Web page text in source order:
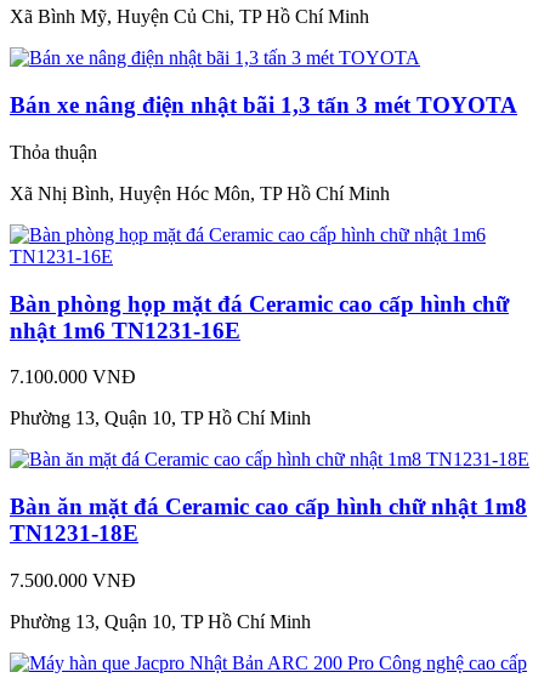
Xã Bình Mỹ, Huyện Củ Chi, TP Hồ Chí Minh
Bán xe nâng điện nhật bãi 1,3 tấn 3 mét TOYOTA
Thỏa thuận
Xã Nhị Bình, Huyện Hóc Môn, TP Hồ Chí Minh
Bàn phòng họp mặt đá Ceramic cao cấp hình chữ
nhật 1m6 TN1231-16E
7.100.000 VNĐ
Phường 13, Quận 10, TP Hồ Chí Minh
Bàn ăn mặt đá Ceramic cao cấp hình chữ nhật 1m8
TN1231-18E
7.500.000 VNĐ
Phường 13, Quận 10, TP Hồ Chí Minh